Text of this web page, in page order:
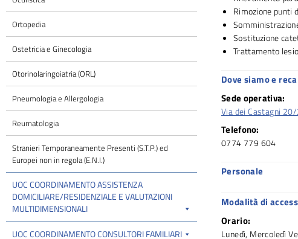
Ortopedia
Ostetricia e Ginecologia
Otorinolaringoiatria (ORL)
Pneumologia e Allergologia
Reumatologia
Stranieri Temporaneamente Presenti (S.T.P.) ed
Europei non in regola (E.N.I.)
UOC COORDINAMENTO ASSISTENZA
DOMICILIARE/RESIDENZIALE E VALUTAZIONI
MULTIDIMENSIONALI
UOC COORDINAMENTO CONSULTORI FAMILIARI
Rimozione punti
Sostituzione
Trattamento
Dove siamo e
Sede operativa:
Via dei Castagni
Telefono:
0774 779 604
Personale
Modalità di
Orario:
Lunedì, Mercoledì